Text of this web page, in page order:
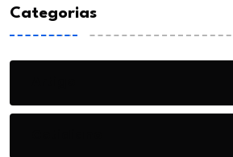
Categorias